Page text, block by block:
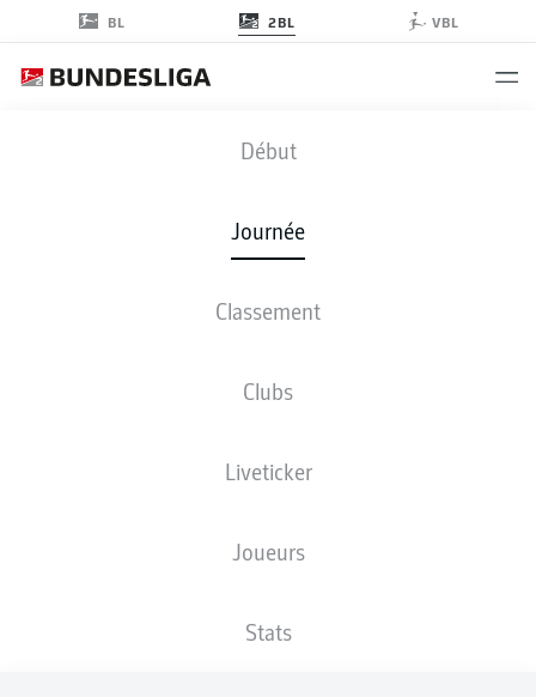
BL 2BL VBL
Début
Journée
Classement
Clubs
Liveticker
Joueurs
Stats
WOB - EBS
COMPOSITIONS STATISTIQUES
Les compositions seront annoncées